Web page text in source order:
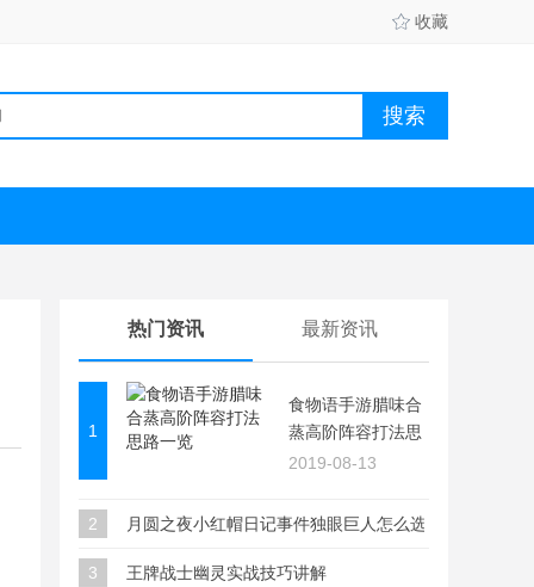
收藏
热门资讯 最新资讯
1
食物语手游腊味合
蒸高阶阵容打法思
路一览
2019-08-13
2 月圆之夜小红帽日记事件独眼巨人怎么选择
3 王牌战士幽灵实战技巧讲解